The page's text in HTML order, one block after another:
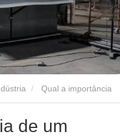
de madeira?
de um